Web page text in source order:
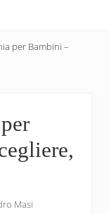
per Bambini –
Masi